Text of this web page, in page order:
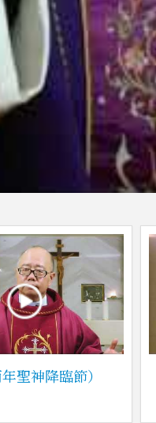
聖神降臨節）